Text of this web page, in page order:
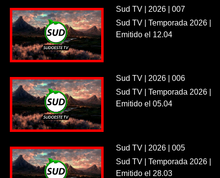
Sud TV | 2026 | 007
Sud TV | Temporada 2026 |
Emitido el 12.04
Sud TV | 2026 | 006
Sud TV | Temporada 2026 |
Emitido el 05.04
Sud TV | 2026 | 005
Sud TV | Temporada 2026 |
Emitido el 28.03